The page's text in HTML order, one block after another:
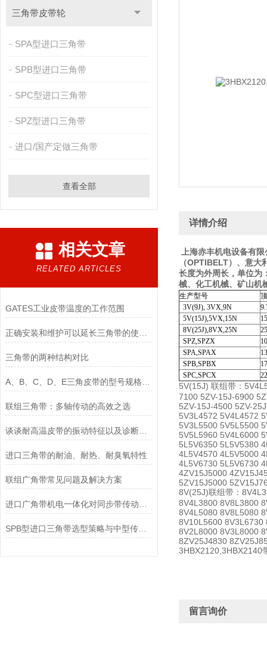
三角带皮带轮
SPA型进口三角带
SPB型进口三角带
SPC型进口三角带
SPZ型进口三角带
进口/国产定做三角带
查看全部
相关文章
RELATED ARTICLES
GATES工业皮带温度的工作范围
三角带的两种结构对比
联组三角带：多轴传动的高效之选
谈谈耐高温皮带的振动特征以及诊断的方法
进口三角带的耐油、耐热、耐臭氧特性
联组广角带常见问题及解决方案
SPB型进口三角带选型策略与中型传动适配要点
详情介绍
上海赤丰机电设备有
（OPTIBELT）、意
长度为外周长，单位为
械、化工机械、矿山机
生产型号
3V(9J), 3VX,9N
5V(15J),5VX,15N
8V(25J),8VX,25N
SPZ,SPZX
SPA,SPAX
SPB,SPBX
SPC,SPCX
5V(15J) 联组带：
7100 5ZV-15J-6900
5ZV-15J-4500 5ZV-
5V3L4572 5V4L4572
5V3L5500 5V5L5500
5V5L5960 5V4L6000
5L5V6350 5L5V5380
4L5V4570 4L5V5000
4L5V6730 5L5V6730
4ZV15J5000
5ZV15J5000
8V(25J)联组带：
8V4L3800 8V8L3800
8V4L5080 8V8L5080
8V10L5600 8V3L6730
8V2L8000 8V3L8000
8ZV25J4830
3HBX2120,3HBX2140
留言询价